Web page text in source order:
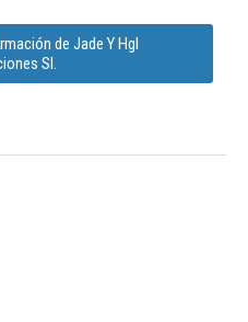
de Jade Y Hgl
Sl.